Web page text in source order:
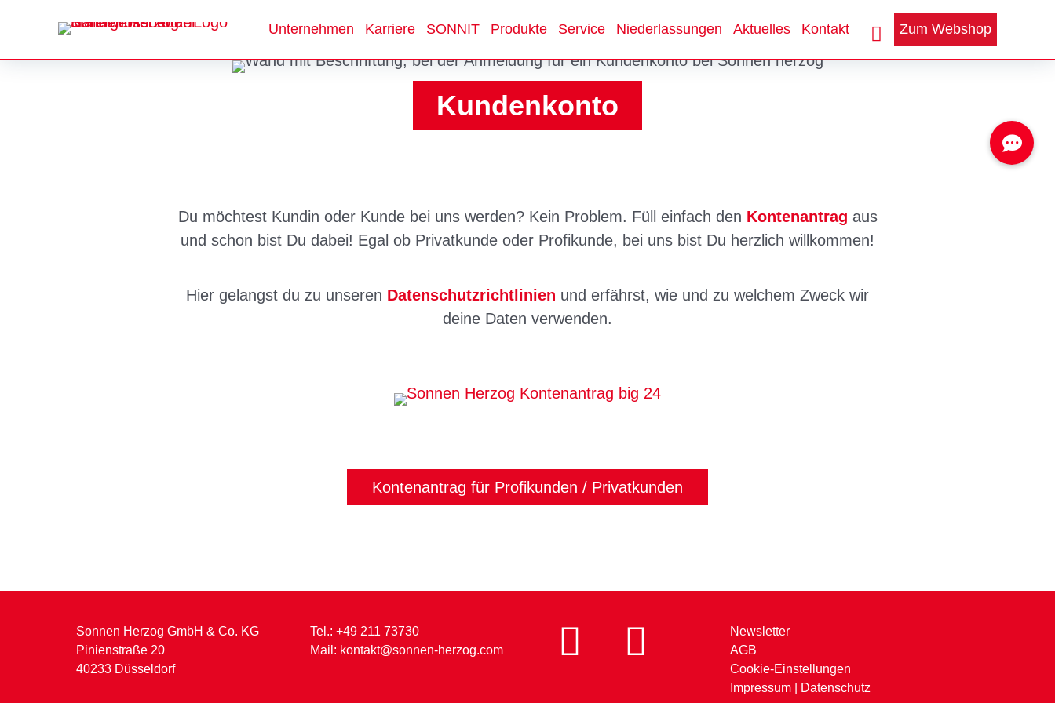
springen
Unternehmen Karriere SONNIT Produkte Service Niederlassungen Aktuelles Kontakt Zum Webshop
Kundenkonto
Du möchtest Kundin oder Kunde bei uns werden? Kein Problem. Füll einfach den Kontenantrag aus
und schon bist Du dabei! Egal ob Privatkunde oder Profikunde, bei uns bist Du herzlich willkommen!
Hier gelangst du zu unseren Datenschutzrichtlinien und erfährst, wie und zu welchem Zweck wir
deine Daten verwenden.
Kontenantrag für Profikunden / Privatkunden
Sonnen Herzog GmbH & Co. KG
Pinienstraße 20
40233 Düsseldorf
Tel.: +49 211 73730
Mail: kontakt@sonnen-herzog.com
Newsletter
AGB
Cookie-Einstellungen
Impressum| Datenschutz